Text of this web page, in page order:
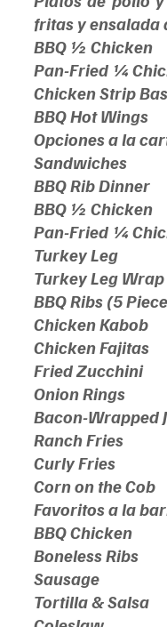
fritas y ensalada
BBQ ½ Chicken
Pan-Fried ¼
Chicken Strip
BBQ Hot Wings
Opciones a la
Sandwiches
BBQ Rib Dinner
BBQ ½ Chicken
Pan-Fried ¼
Turkey Leg
Turkey Leg
BBQ Ribs (5
Chicken Kabob
Chicken Fajitas
Fried Zucchini
Onion Rings
Bacon-Wrapped
Ranch Fries
Curly Fries
Corn on the Cob
Favoritos a la
BBQ Chicken
Boneless Ribs
Sausage
Tortilla & Salsa